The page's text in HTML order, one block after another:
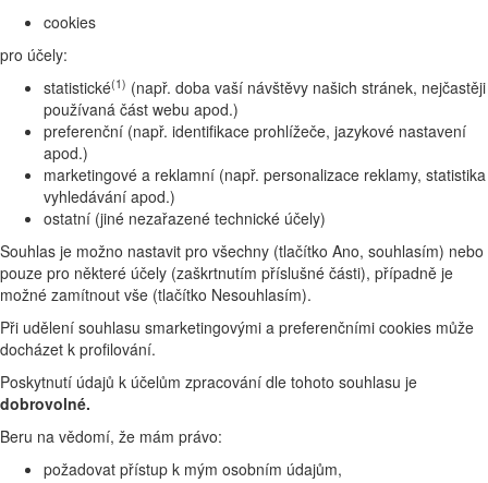
cookies
pro účely:
statistické(1) (např. doba vaší návštěvy našich stránek, nejčastěji
používaná část webu apod.)
preferenční (např. identifikace prohlížeče, jazykové nastavení
apod.)
marketingové a reklamní (např. personalizace reklamy, statistika
vyhledávání apod.)
ostatní (jiné nezařazené technické účely)
Souhlas je možno nastavit pro všechny (tlačítko Ano, souhlasím) nebo
pouze pro některé účely (zaškrtnutím příslušné části), případně je
možné zamítnout vše (tlačítko Nesouhlasím).
Při udělení souhlasu smarketingovými a preferenčními cookies může
docházet k profilování.
Poskytnutí údajů k účelům zpracování dle tohoto souhlasu je
dobrovolné.
Beru na vědomí, že mám právo:
požadovat přístup k mým osobním údajům,